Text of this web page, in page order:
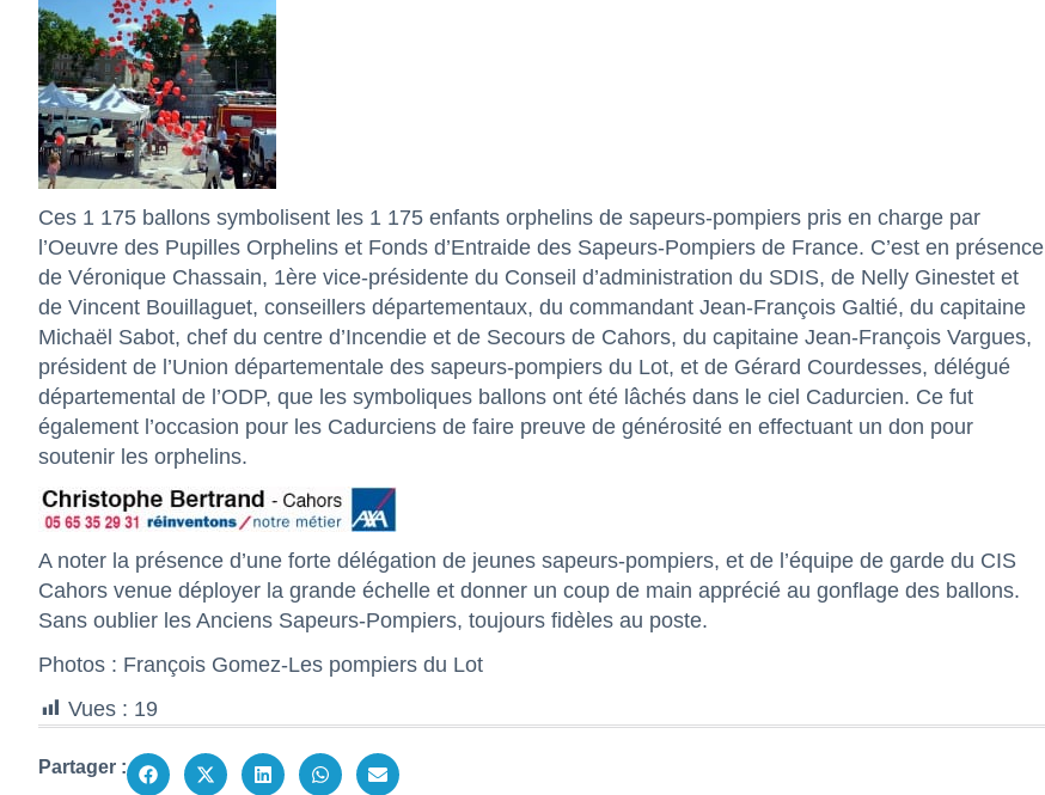
Ces 1 175 ballons symbolisent les 1 175 enfants orphelins de sapeurs-pompiers pris en charge par
l’Oeuvre des Pupilles Orphelins et Fonds d’Entraide des Sapeurs-Pompiers de France. C’est en présence
de Véronique Chassain, 1ère vice-présidente du Conseil d’administration du SDIS, de Nelly Ginestet et
de Vincent Bouillaguet, conseillers départementaux, du commandant Jean-François Galtié, du capitaine
Michaël Sabot, chef du centre d’Incendie et de Secours de Cahors, du capitaine Jean-François Vargues,
président de l’Union départementale des sapeurs-pompiers du Lot, et de Gérard Courdesses, délégué
départemental de l’ODP, que les symboliques ballons ont été lâchés dans le ciel Cadurcien. Ce fut
également l’occasion pour les Cadurciens de faire preuve de générosité en effectuant un don pour
soutenir les orphelins.
A noter la présence d’une forte délégation de jeunes sapeurs-pompiers, et de l’équipe de garde du CIS
Cahors venue déployer la grande échelle et donner un coup de main apprécié au gonflage des ballons.
Sans oublier les Anciens Sapeurs-Pompiers, toujours fidèles au poste.
Photos : François Gomez-Les pompiers du Lot
Vues : 19
Partager :